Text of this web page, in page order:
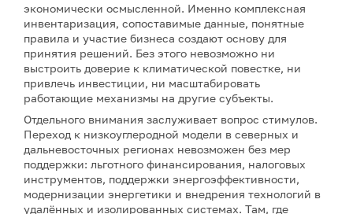
экономически осмысленной. Именно комплексная
инвентаризация, сопоставимые данные, понятные
правила и участие бизнеса создают основу для
принятия решений. Без этого невозможно ни
выстроить доверие к климатической повестке, ни
привлечь инвестиции, ни масштабировать
работающие механизмы на другие субъекты.
Отдельного внимания заслуживает вопрос стимулов.
Переход к низкоуглеродной модели в северных и
дальневосточных регионах невозможен без мер
поддержки: льготного финансирования, налоговых
инструментов, поддержки энергоэффективности,
модернизации энергетики и внедрения технологий в
удалённых и изолированных системах. Там, где